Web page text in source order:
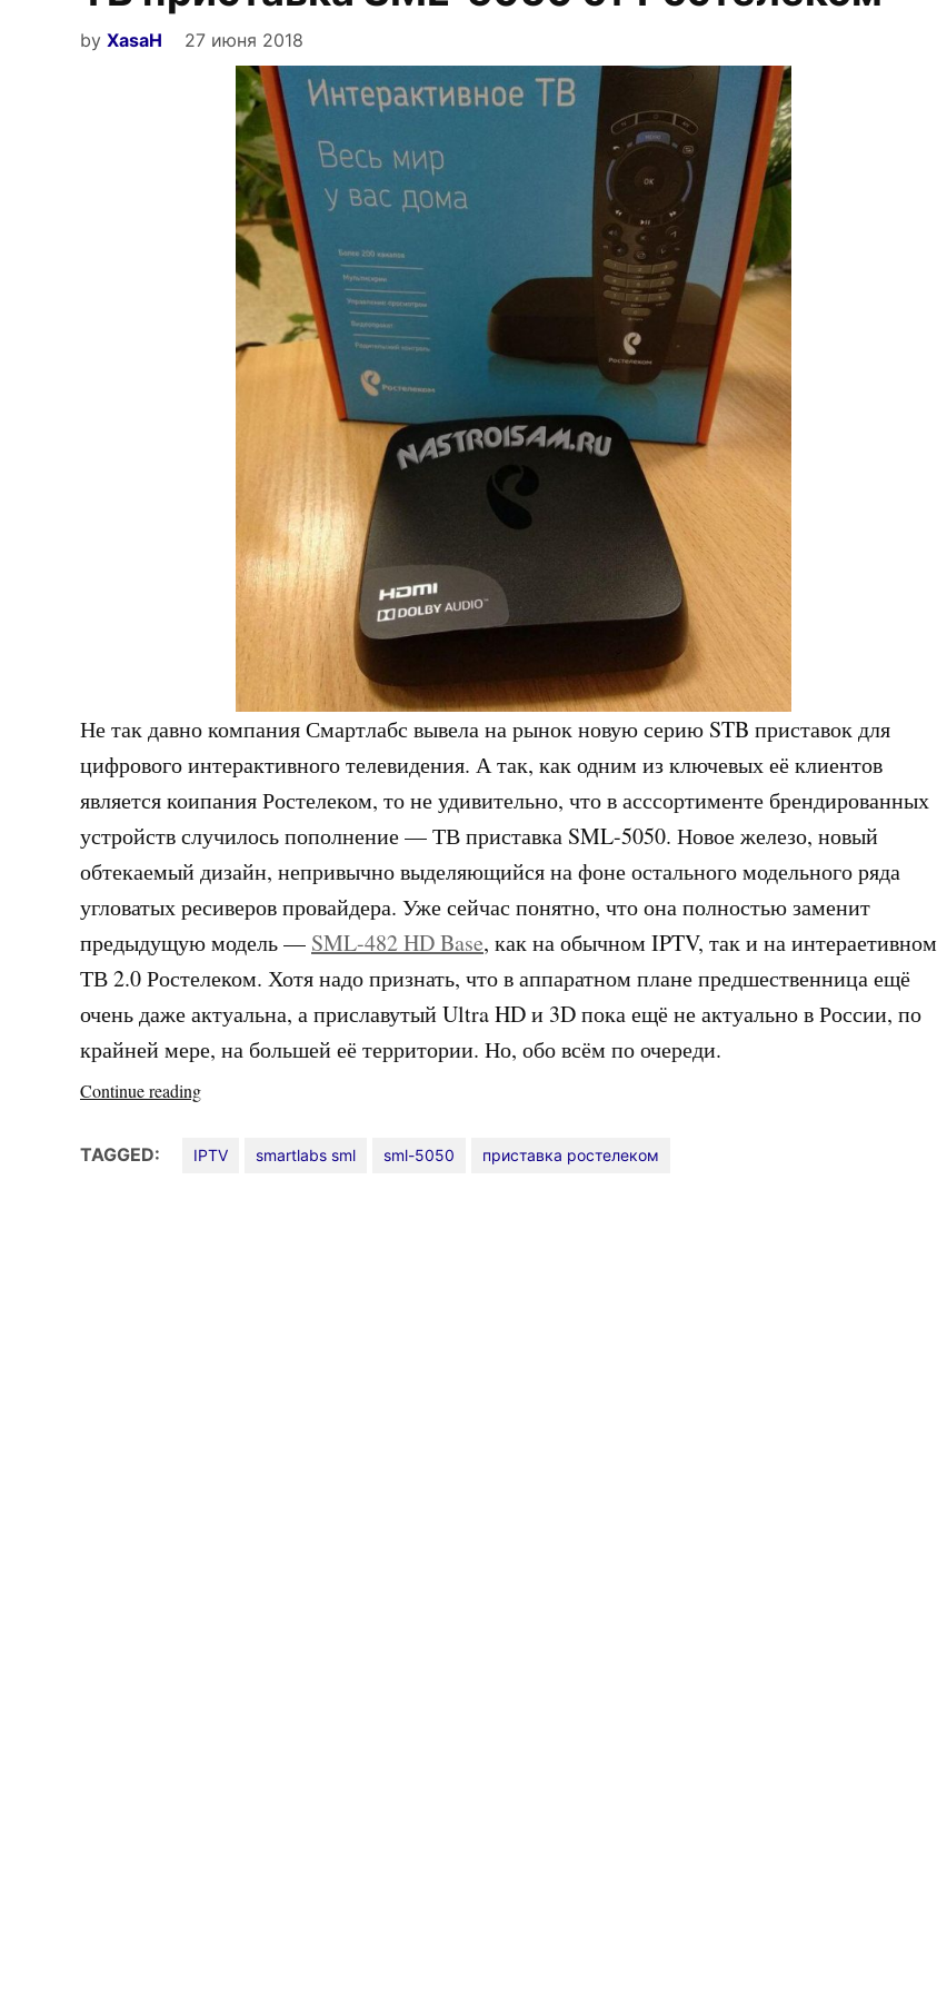
by XasaH 27 июня 2018
Не так давно компания Смартлабс вывела на рынок новую серию STB приставок для
цифрового интерактивного телевидения. А так, как одним из ключевых её клиентов
является коипания Ростелеком, то не удивительно, что в асссортименте брендированных
устройств случилось пополнение — ТВ приставка SML-5050. Новое железо, новый
обтекаемый дизайн, непривычно выделяющийся на фоне остального модельного ряда
угловатых ресиверов провайдера. Уже сейчас понятно, что она полностью заменит
предыдущую модель — SML-482 HD Base, как на обычном IPTV, так и на интераетивном
ТВ 2.0 Ростелеком. Хотя надо признать, что в аппаратном плане предшественница ещё
очень даже актуальна, а приславутый Ultra HD и 3D пока ещё не актуально в России, по
крайней мере, на большей её территории. Но, обо всём по очереди.
Continue reading«ТВ
SML-
TAGGED: IPTV smartlabs sml sml-5050 приставка ростелеком